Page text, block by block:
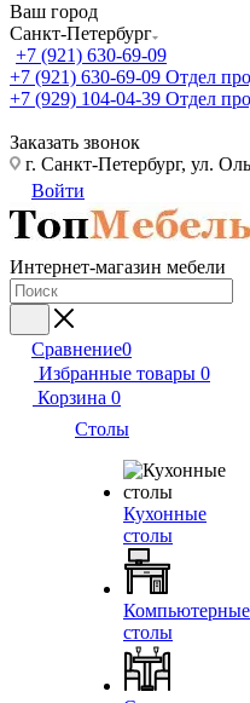
Ваш город
Санкт-Петербург
+7 (921) 630-69-09
+7 (921) 630-69-09 Отдел
+7 (929) 104-04-39 Отдел
Заказать звонок
г. Санкт-Петербург, ул.
Войти
Интернет-магазин мебели
Сравнение0
Избранные товары 0
Корзина 0
Столы
Кухонные
столы
Компьютерные
столы